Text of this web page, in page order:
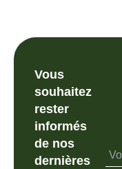
Vous
souhaitez
rester
informés
de nos
dernières